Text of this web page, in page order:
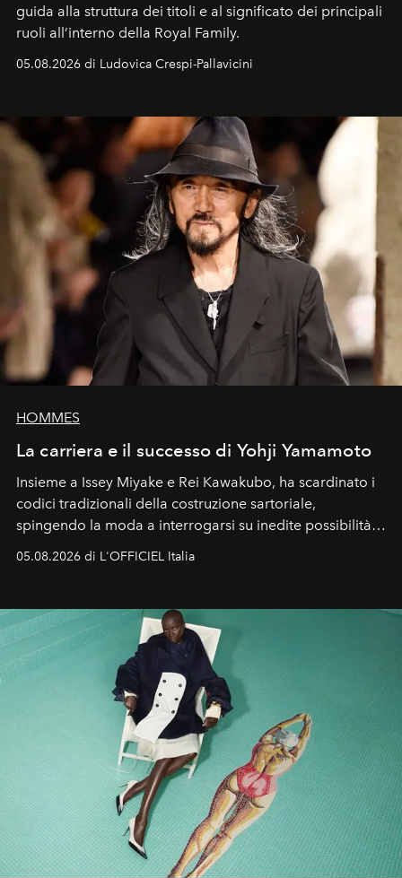
guida alla struttura dei titoli e al significato dei principali
ruoli all’interno della Royal Family.
05.08.2026 di Ludovica Crespi-Pallavicini
HOMMES
La carriera e il successo di Yohji Yamamoto
Insieme a Issey Miyake e Rei Kawakubo, ha scardinato i
codici tradizionali della costruzione sartoriale,
spingendo la moda a interrogarsi su inedite possibilità
formali e a ridefinire il concetto stesso di silhouette.
un’impronta indelebile nella storia della moda.
05.08.2026 di L'OFFICIEL Italia